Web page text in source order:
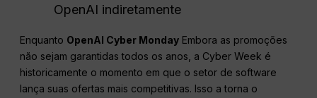
OpenAI indiretamente
Enquanto OpenAI Cyber Monday Embora as promoções
não sejam garantidas todos os anos, a Cyber Week é
historicamente o momento em que o setor de software
lança suas ofertas mais competitivas. Isso a torna o